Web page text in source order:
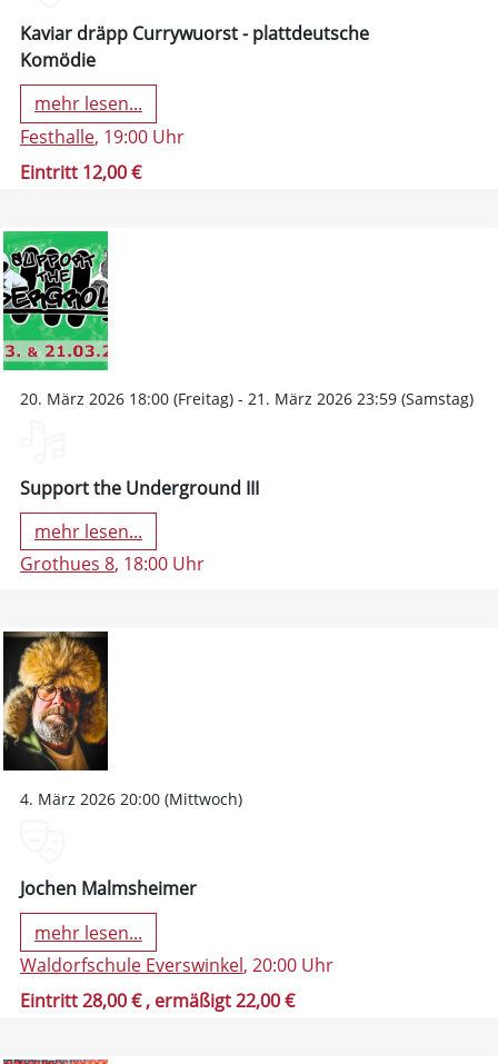
Kaviar dräpp Currywuorst - plattdeutsche
Komödie
mehr lesen...
Festhalle, 19:00 Uhr
Eintritt 12,00 €
20. März 2026 18:00 (Freitag) - 21. März 2026 23:59 (Samstag)
Support the Underground III
mehr lesen...
Grothues 8, 18:00 Uhr
4. März 2026 20:00 (Mittwoch)
Jochen Malmsheimer
mehr lesen...
Waldorfschule Everswinkel, 20:00 Uhr
Eintritt 28,00 €, ermäßigt 22,00 €